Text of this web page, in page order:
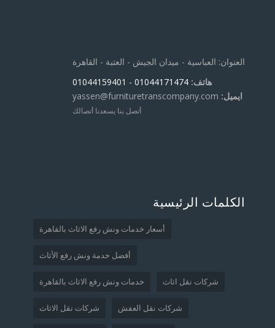
العنوان: العباسية - ميدان الجيش - العتبة - القاهرة
هاتف: 01044171474
- 01044159401
ايميل:
أتصل بنا يسعدنا أتصالك
الكلمات الرئيسية
أسعار خدمات ونش رفع الاثاث بالقاهرة
أفضل خدمة ونش رفع الأثاث
خدمات ونش رفع الاثاث بالقاهرة شركات نقل اثاث
شركات نقل الاثاث شركات نقل العفش